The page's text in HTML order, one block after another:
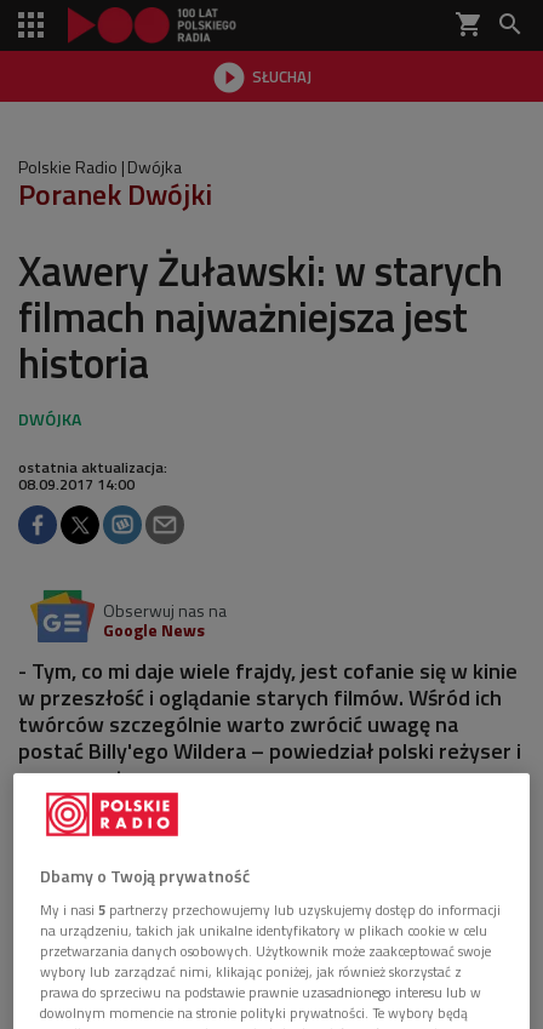
shopping_cart 
 SŁUCHAJ

Polskie Radio Dwójka
Poranek Dwójki
Xawery Żuławski: w starych
filmach najważniejsza jest
historia
ostatnia aktualizacja:
08.09.2017 14:00
Obserwuj nas na
Google News
- Tym, co mi daje wiele frajdy, jest cofanie się w kinie
w przeszłość i oglądanie starych filmów. Wśród ich
twórców szczególnie warto zwrócić uwagę na
postać Billy'ego Wildera – powiedział polski reżyser i
scenarzysta.
AUDIO 5 plików
 02'12
Xawery Żuławski opowiada o twórczość Billy’ego
Wildera (Poranek Dwójki)
 03'07
Dbamy o Twoją prywatność
My i nasi5 partnerzy przechowujemy lub uzyskujemy dostęp do informacji
na urządzeniu, takich jak unikalne identyfikatory w plikach cookie w celu
przetwarzania danych osobowych. Użytkownik może zaakceptować swoje
wybory lub zarządzać nimi, klikając poniżej, jak również skorzystać z
prawa do sprzeciwu na podstawie prawnie uzasadnionego interesu lub w
dowolnym momencie na stronie polityki prywatności. Te wybory będą